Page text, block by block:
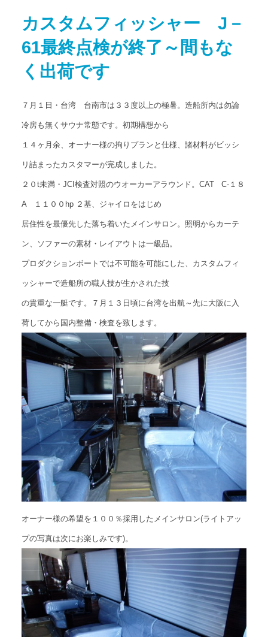
カスタムフィッシャー J－
61最終点検が終了～間もな
く出荷です
７月１日・台湾 台南市は３３度以上の極暑。造船所内は勿論
冷房も無くサウナ常態です。初期構想から
１４ヶ月余、オーナー様の拘りプランと仕様、諸材料がビッシ
リ詰まったカスタマーが完成しました。
２０t未満・JCI検査対照のウオーカーアラウンド。CAT C-１８
A １１００hp ２基、ジャイロをはじめ
居住性を最優先した落ち着いたメインサロン。照明からカーテ
ン、ソファーの素材・レイアウトは一級品。
プロダクションボートでは不可能を可能にした、カスタムフィ
ッシャーで造船所の職人技が生かされた技
の貴重な一艇です。７月１３日頃に台湾を出航～先に大阪に入
荷してから国内整備・検査を致します。
オーナー様の希望を１００％採用したメインサロン(ライトアッ
プの写真は次にお楽しみです)。